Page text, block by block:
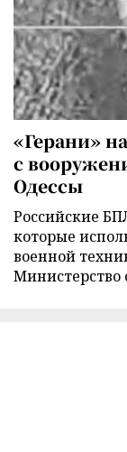
«Герани»
с
Одессы
Российские
которые
военной
Министерство